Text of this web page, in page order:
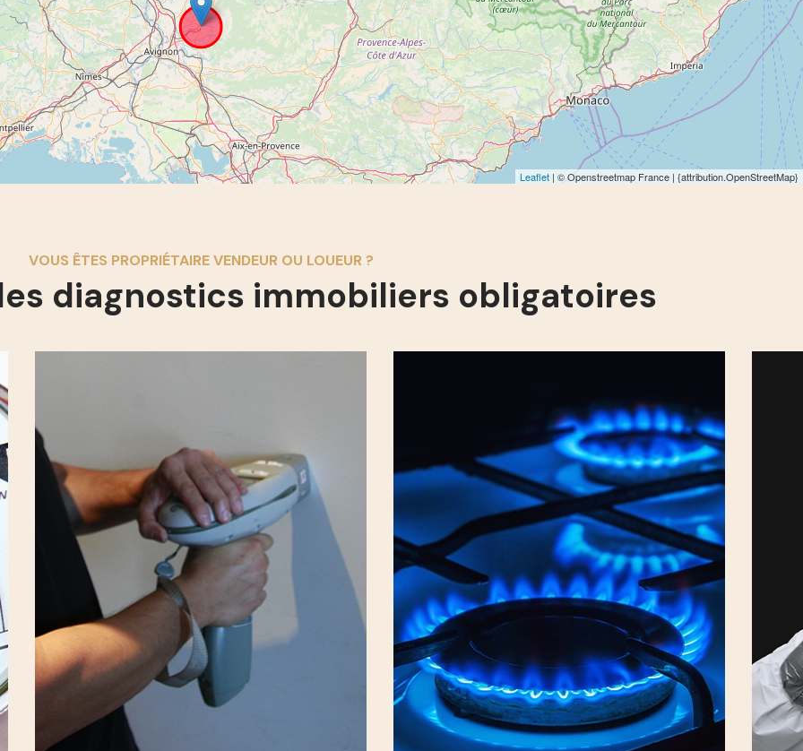
Leaflet | © Openstreetmap France | {attribution.OpenStreetMap}
VOUS ÊTES PROPRIÉTAIRE VENDEUR OU LOUEUR ?
diagnostics immobiliers obligatoires